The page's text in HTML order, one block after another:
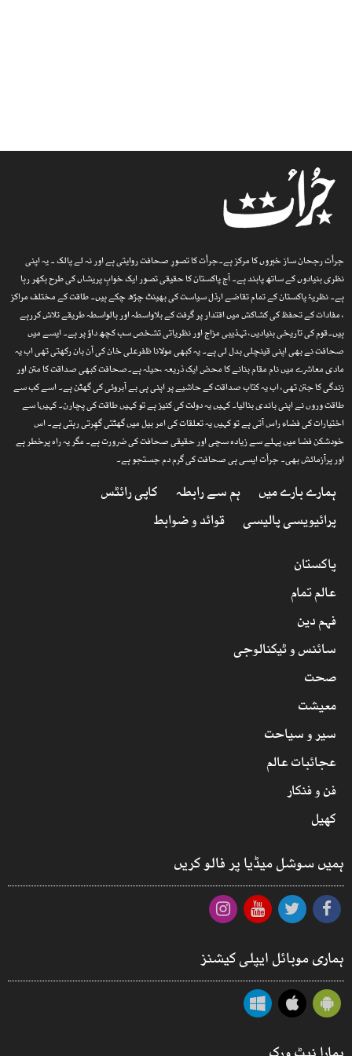
جرأت رجحان ساز خبروں کا مرکز ہے۔جرأت کا تصورِ صحافت روایتی ہے اور نہ لے پالک ۔ یہ اپنی
نظری بنیادوں کے ساتھ پابند ہے۔ آج پاکستان کا حقیقی تصور ایک خوابِ پریشاں کی طرح بکھر رہا
ہے۔ نظریۂ پاکستان کے تمام تقاضے ارذل سیاست کی بھینٹ چڑھ چکے ہیں۔ طاقت کے مختلف مراکز
، مفادات کے تحفظ کی کشاکش میں اقتدار پر گرفت کے بلاواسطہ اور بالواسطہ طریقے تلاش کررہے
ہیں۔قوم کی تاریخی بنیادیں، تہذیبی مزاج اور نظریاتی تشخص سب کچھ داؤ پر ہے۔ ایسے میں
صحافت نے بھی اپنی قینچلی بدل لی ہے۔ یہ کبھی مولانا ظفرعلی خان کی آن بان رکھتی تھی اب یہ
مادی معاشرے میں نام مقام بنانے کا محض ایک ذریعہ ،حیلہ ہے۔صحافت کبھی صداقت کا متن اور
زندگی کا جتن تھی، اب یہ کتاب صداقت کے حاشیے پر اپنی ہی بے آبروئی کی گھٹن ہے۔ اسے کب سے
طاقت وروں نے اپنی باندی بنالیا۔ کہیں یہ دولت کی کنیز ہے تو کہیں طاقت کی پچارن۔ کہیںا سے
اختیارات کی فضاء راس آتی ہے تو کہیں یہ تعلقات کی امر بیل میں گھٹتی گھِرتی رہتی ہے۔ اس
خودشکن فضا میں پہلے سے زیادہ سچی اور حقیقی صحافت کی ضرورت ہے۔ مگر یہ راہ پرخطر ہے
اور پرآزمائش بھی۔ جرأت ایسی ہی صحافت کی گرم دم جستجو ہے۔
ہمارے بارے میں ہم سے رابطہ
کاپی رائٹس
پرائیویسی پالیسی
قوائد و ضوابط
پاکستان
عالم تمام
فہم دین
سائنس و ٹیکنالوجی
صحت
معیشت
سیر و سیاحت
عجائبات عالم
فن و فنکار
کھیل
ہمیں سوشل میڈیا پر فالو کریں
ہماری موبائل ایپلی کیشنز